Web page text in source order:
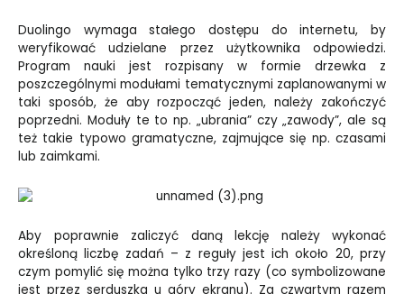
Duolingo wymaga stałego dostępu do internetu, by
weryfikować udzielane przez użytkownika odpowiedzi.
Program nauki jest rozpisany w formie drzewka z
poszczególnymi modułami tematycznymi zaplanowanymi w
taki sposób, że aby rozpocząć jeden, należy zakończyć
poprzedni. Moduły te to np. „ubrania” czy „zawody”, ale są
też takie typowo gramatyczne, zajmujące się np. czasami
lub zaimkami.
Aby poprawnie zaliczyć daną lekcję należy wykonać
określoną liczbę zadań – z reguły jest ich około 20, przy
czym pomylić się można tylko trzy razy (co symbolizowane
jest przez serduszka u góry ekranu). Za czwartym razem